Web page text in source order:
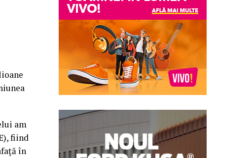
am
fiind
în